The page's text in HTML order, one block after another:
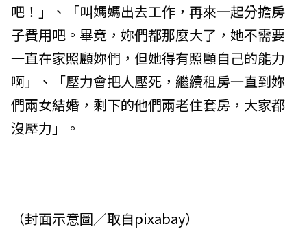
吧！」、「叫媽媽出去工作，再來一起分擔房
子費用吧。畢竟，妳們都那麼大了，她不需要
一直在家照顧妳們，但她得有照顧自己的能力
啊」、「壓力會把人壓死，繼續租房一直到妳
們兩女結婚，剩下的他們兩老住套房，大家都
沒壓力」。
（封面示意圖／取自pixabay）